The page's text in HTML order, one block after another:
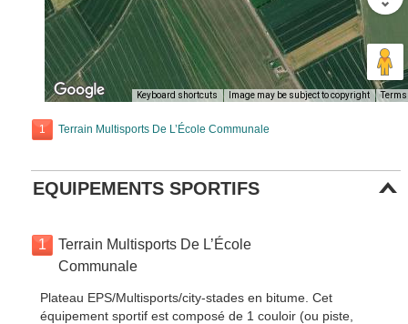
Keyboard shortcuts Image may be subject to copyright Terms
1 Terrain Multisports De L’École Communale
EQUIPEMENTS SPORTIFS
1
Terrain Multisports De L’École
Communale
Plateau EPS/Multisports/city-stades en bitume. Cet
équipement sportif est composé de 1 couloir (ou piste,